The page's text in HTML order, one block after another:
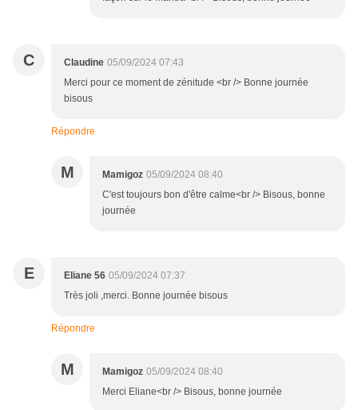
C Claudine 05/09/2024 07:43
Merci pour ce moment de zénitude <br /> Bonne journée
bisous
Répondre
M Mamigoz 05/09/2024 08:40
C'est toujours bon d'être calme<br /> Bisous, bonne
journée
E Eliane 56 05/09/2024 07:37
Très joli ,merci. Bonne journée bisous
Répondre
M Mamigoz 05/09/2024 08:40
Merci Eliane<br /> Bisous, bonne journée